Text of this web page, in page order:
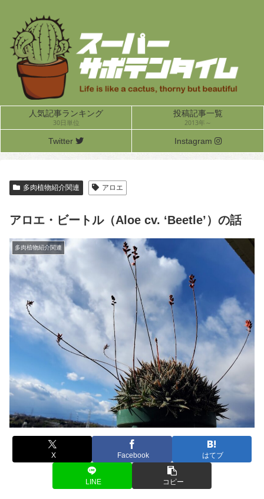
人気記事ランキング
30日単位
投稿記事一覧
2013年～
Twitter Instagram
多肉植物紹介関連 アロエ
アロエ・ビートル（Aloe cv. ‘Beetle’）の話
多肉植物紹介関連
X Facebook はてブ
LINE コピー